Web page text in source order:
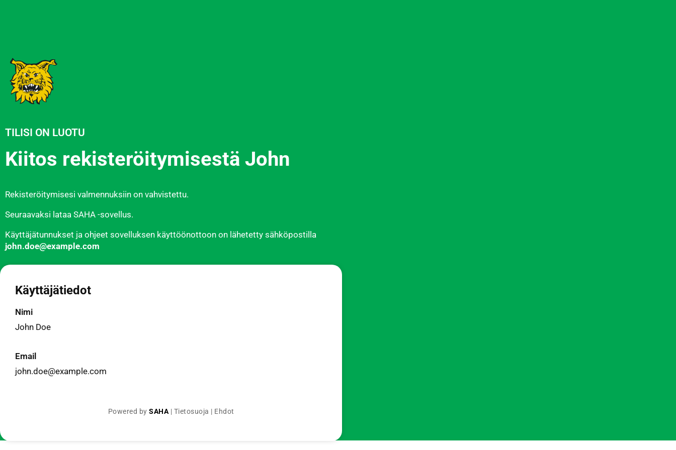
TILISI ON LUOTU
Kiitos rekisteröitymisestä John
Rekisteröitymisesi valmennuksiin on vahvistettu.
Seuraavaksi lataa SAHA -sovellus.
Käyttäjätunnukset ja ohjeet sovelluksen käyttöönottoon on lähetetty sähköpostilla
john.doe@example.com
Käyttäjätiedot
Nimi
John Doe
Email
john.doe@example.com
Powered by SAHA | Tietosuoja | Ehdot